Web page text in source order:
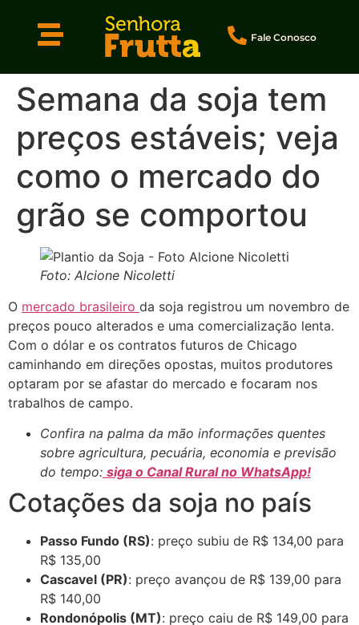
Fale Conosco
Semana da soja tem
preços estáveis; veja
como o mercado do
grão se comportou
Foto: Alcione Nicoletti
O mercado brasileiro da soja registrou um novembro de
preços pouco alterados e uma comercialização lenta.
Com o dólar e os contratos futuros de Chicago
caminhando em direções opostas, muitos produtores
optaram por se afastar do mercado e focaram nos
trabalhos de campo.
Confira na palma da mão informações quentes
sobre agricultura, pecuária, economia e previsão
do tempo: siga o Canal Rural no WhatsApp!
Cotações da soja no país
Passo Fundo (RS): preço subiu de R$ 134,00 para
R$ 135,00
Cascavel (PR): preço avançou de R$ 139,00 para
R$ 140,00
Rondonópolis (MT): preço caiu de R$ 149,00 para